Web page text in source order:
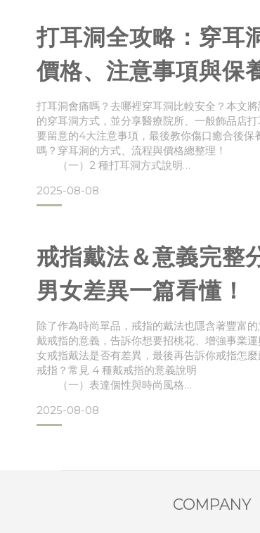
戴的
打耳洞全攻略：穿耳
價格、注意事項與保
打耳洞會痛嗎？去哪裡穿耳洞比較安全？本文
的穿耳洞方式，並分享醫療院所、一般飾品店
要留意的4大注意事項，最後教你傷口癒合後保
嗎？穿耳洞的方式、流程與價格總整理！
（一）2 種打耳洞方式說明
（三）穿耳價格多少才合理？影響打耳洞價
該留意哪些狀況呢？打耳洞注意事項彙整
2025-08-08
戒指戴法＆意義完整
男女差異一篇看懂！
除了作為時尚單品，戒指的戴法也隱含著豐富
戴戒指的意義，告訴你想要招桃花、增強事業
女戒指戴法是否有差異，最後再告訴你戒指怎
戒指？常見 4 種戴戒指的意義說明
（一）表達個性與時尚風格
（三）具有民俗文化意義
（四）身分地位的代表二、戒指戴法全攻略
2025-08-08
COMPANY